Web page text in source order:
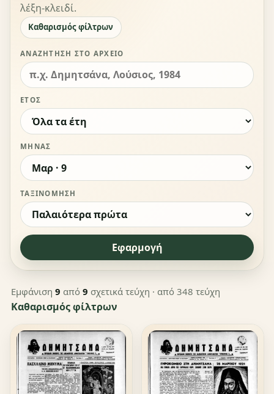
λέξη-κλειδί.
Καθαρισμός φίλτρων
ΑΝΑΖΉΤΗΣΗ ΣΤΟ ΑΡΧΕΊΟ
ΈΤΟΣ
ΜΉΝΑΣ
ΤΑΞΙΝΌΜΗΣΗ
Εφαρμογή
Εμφάνιση 9 από 9 σχετικά τεύχη · από 348 τεύχη
Καθαρισμός φίλτρων